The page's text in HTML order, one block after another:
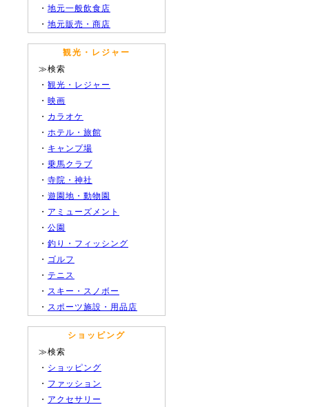
・ 地元一般飲食店
・ 地元販売・商店
観光・レジャー
≫検索
・ 観光・レジャー
・ 映画
・ カラオケ
・ ホテル・旅館
・ キャンプ場
・ 乗馬クラブ
・ 寺院・神社
・ 遊園地・動物園
・ アミューズメント
・ 公園
・ 釣り・フィッシング
・ ゴルフ
・ テニス
・ スキー・スノボー
・ スポーツ施設・用品店
ショッピング
≫検索
・ ショッピング
・ ファッション
・ アクセサリー